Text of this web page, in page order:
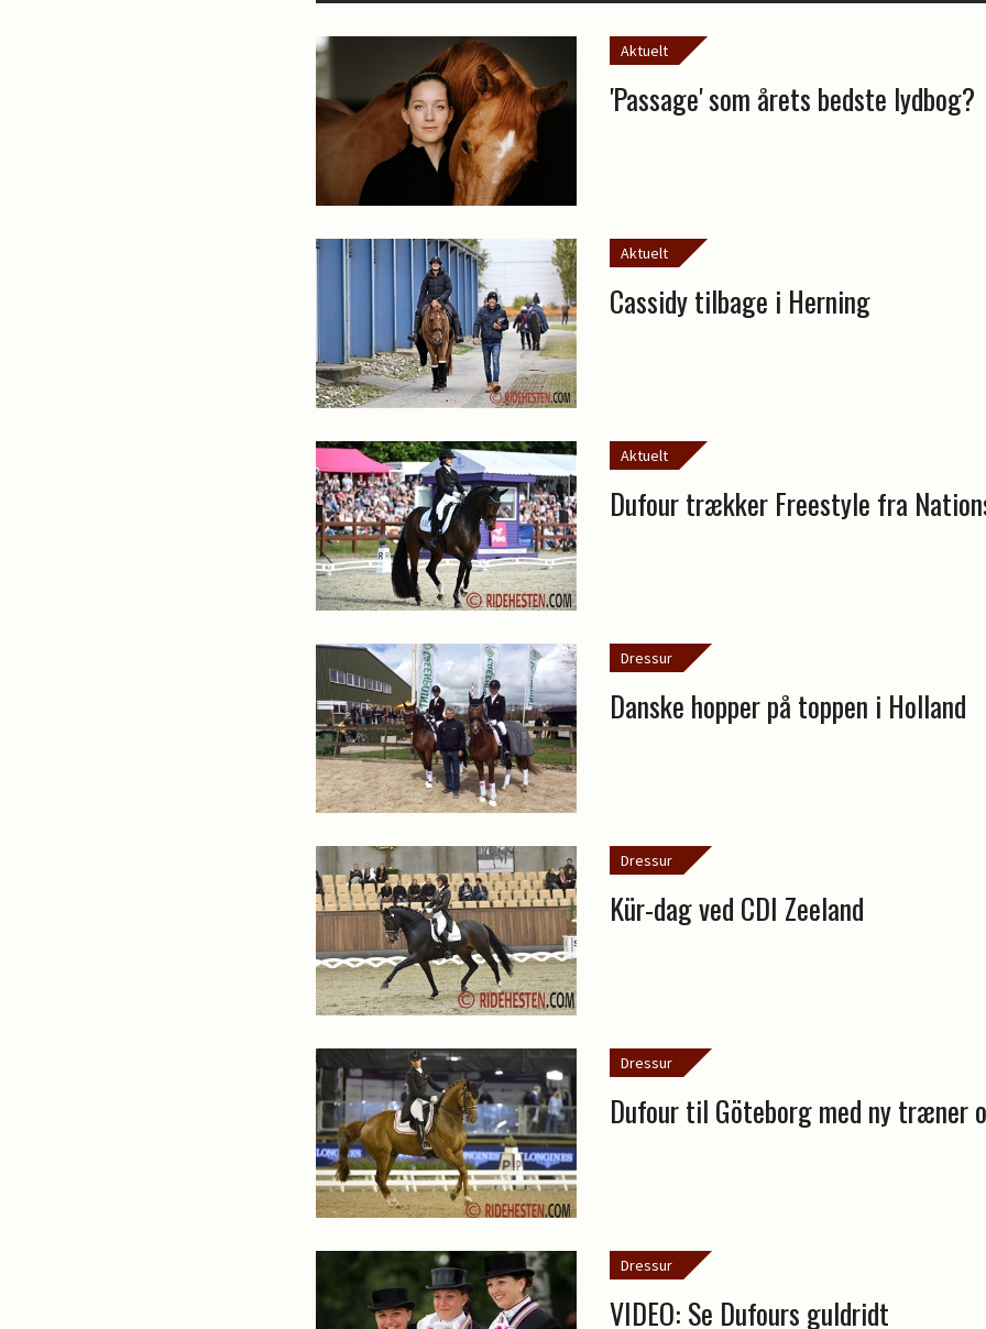
Aktuelt
'Passage' som årets bedste lydbog?
Aktuelt
Cassidy tilbage i Herning
Aktuelt
Dufour trækker Freestyle fra
Dressur
Danske hopper på toppen i Holland
Dressur
Kür-dag ved CDI Zeeland
Dressur
Dufour til Göteborg med ny træner
Dressur
VIDEO: Se Dufours guldridt